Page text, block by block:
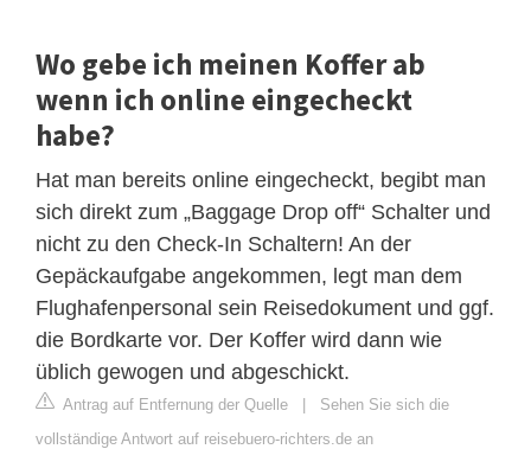
Wo gebe ich meinen Koffer ab
wenn ich online eingecheckt
habe?
Hat man bereits online eingecheckt, begibt man
sich direkt zum „Baggage Drop off“ Schalter und
nicht zu den Check-In Schaltern! An der
Gepäckaufgabe angekommen, legt man dem
Flughafenpersonal sein Reisedokument und ggf.
die Bordkarte vor. Der Koffer wird dann wie
üblich gewogen und abgeschickt.
Antrag auf Entfernung der Quelle | Sehen Sie sich die
vollständige Antwort auf reisebuero-richters.de an